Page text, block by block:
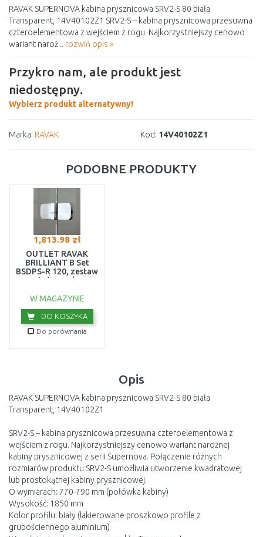
RAVAK SUPERNOVA kabina prysznicowa SRV2-S 80 biała
Transparent, 14V40102Z1 SRV2-S – kabina prysznicowa przesuwna
czteroelementowa z wejściem z rogu. Najkorzystniejszy cenowo
wariant naroż... rozwiń opis »
Przykro nam, ale produkt jest
niedostępny.
Wybierz produkt alternatywny!
Marka: RAVAK Kod: 14V40102Z1
PODOBNE PRODUKTY
1,813.98 zł
OUTLET RAVAK
BRILLIANT B Set
BSDPS-R 120, zestaw
montażowy chrom
USZKODZONE OPA
W MAGAZYNIE
DO KOSZYKA
Do porównania
Opis
RAVAK SUPERNOVA kabina prysznicowa SRV2-S 80 biała
Transparent, 14V40102Z1
SRV2-S – kabina prysznicowa przesuwna czteroelementowa z
wejściem z rogu. Najkorzystniejszy cenowo wariant narożnej
kabiny prysznicowej z serii Supernova. Połączenie różnych
rozmiarów produktu SRV2-S umożliwia utworzenie kwadratowej
lub prostokątnej kabiny prysznicowej.
O wymiarach: 770-790 mm (połówka kabiny)
Wysokość: 1850 mm
Kolor profilu: biały (lakierowane proszkowo profile z
grubościennego aluminium)